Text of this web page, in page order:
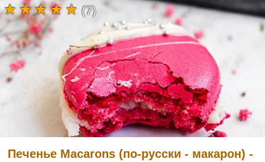
Печенье Macarons (по-русски - макарон) -
(7)